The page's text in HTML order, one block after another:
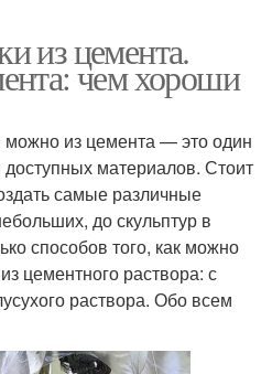
из цемента.
чем хороши
из цемента — это один
материалов. Стоит
самые различные
до скульптур в
способов того, как можно
цементного раствора: с
раствора. Обо всем